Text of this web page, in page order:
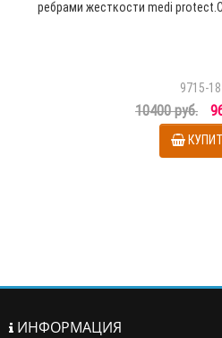
ребрами жесткости medi
9715-18
10400 руб.
ИНФОРМАЦИЯ